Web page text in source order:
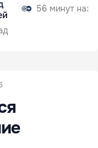
56 минут